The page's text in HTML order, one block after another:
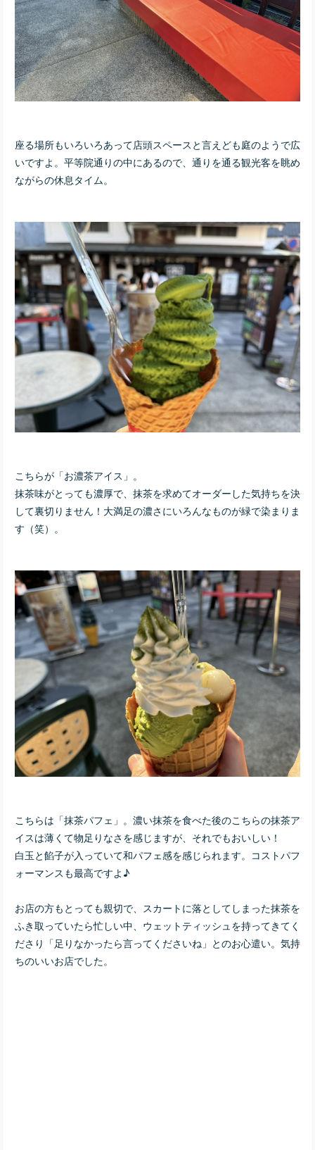
座る場所もいろいろあって店頭スペースと言えども庭のようで広
いですよ。平等院通りの中にあるので、通りを通る観光客を眺め
ながらの休息タイム。
こちらが「お濃茶アイス」。
抹茶味がとっても濃厚で、抹茶を求めてオーダーした気持ちを決
して裏切りません！大満足の濃さにいろんなものが緑で染まりま
す（笑）。
こちらは「抹茶パフェ」。濃い抹茶を食べた後のこちらの抹茶ア
イスは薄くて物足りなさを感じますが、それでもおいしい！
白玉と餡子が入っていて和パフェ感を感じられます。コストパフ
ォーマンスも最高ですよ♪
お店の方もとっても親切で、スカートに落としてしまった抹茶を
ふき取っていたら忙しい中、ウェットティッシュを持ってきてく
ださり「足りなかったら言ってくださいね」とのお心遣い。気持
ちのいいお店でした。